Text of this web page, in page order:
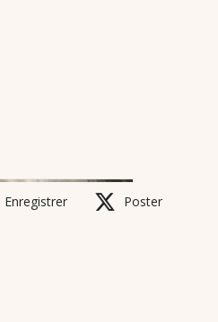
Enregistrer Poster